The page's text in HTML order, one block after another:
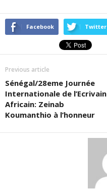
Facebook Twitter
Previous article
Sénégal/28eme Journée
Internationale de l’Ecrivain
Africain: Zeinab
Koumanthio à l’honneur